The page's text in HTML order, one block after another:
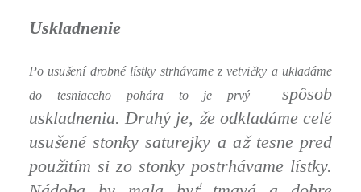
Uskladnenie
Po usušení drobné lístky strhávame z vetvičky a ukladáme
do tesniaceho pohára to je prvý
spôsob
uskladnenia. Druhý je, že odkladáme celé
usušené stonky saturejky a ažtesne pred
použitím si zo stonky postrhávame lístky.